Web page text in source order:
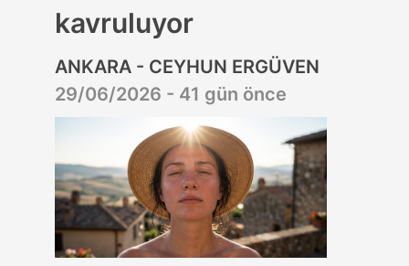
kavruluyor
ANKARA - CEYHUN ERGÜVEN
29/06/2026 - 41 gün önce